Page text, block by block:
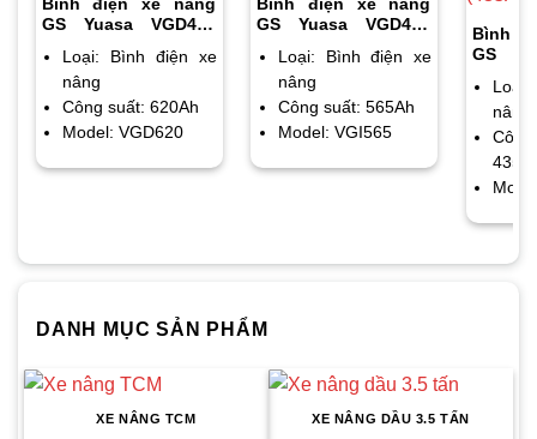
Bình điện xe nâng
GS Yuasa VGD470
(620Ah)
Loại: Bình điện xe
nâng
Công suất: 620Ah
Model: VGD620
Bình điện xe nâng
GS Yuasa VGD470
(565Ah)
Loại: Bình điện xe
nâng
Công suất: 565Ah
Model: VGI565
Bình
GS
(435Ah)
nâng
DANH MỤC SẢN PHẨM
XE NÂNG TCM XE NÂNG DẦU 3.5 TẤN